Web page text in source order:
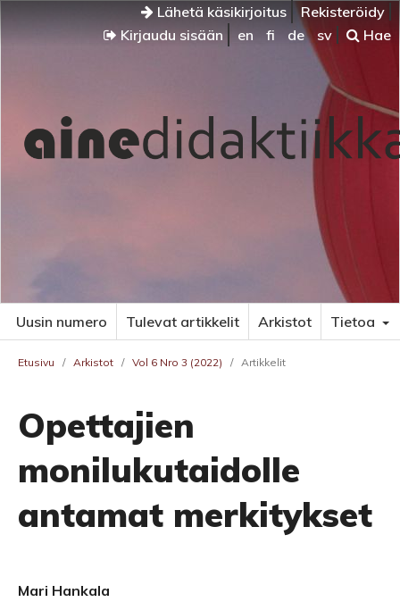
Lähetä käsikirjoitus
Rekisteröidy
Kirjaudu sisään
en fi de sv Hae
Uusin numero Tulevat artikkelit Arkistot Tietoa
Etusivu / Arkistot / Vol 6 Nro 3 (2022) / Artikkelit
Opettajien
monilukutaidolle
antamat merkitykset
Mari Hankala